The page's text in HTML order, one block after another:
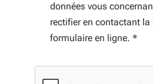
données vous
rectifier en contactant la
formulaire en ligne. *